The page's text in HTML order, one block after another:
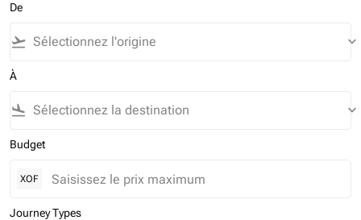
De
flight_takeoff keyboard_arrow_down
À
flight_land keyboard_arrow_down
Budget
XOF
Journey Types